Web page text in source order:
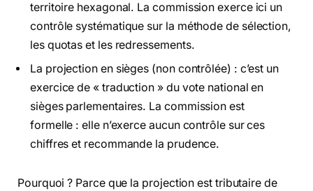
territoire hexagonal. La commission exerce ici un
contrôle systématique sur la méthode de sélection,
les quotas et les redressements.
La projection en sièges (non contrôlée) : c’est un
exercice de « traduction » du vote national en
sièges parlementaires. La commission est
formelle : elle n’exerce aucun contrôle sur ces
chiffres et recommande la prudence.
Pourquoi ? Parce que la projection est tributaire de